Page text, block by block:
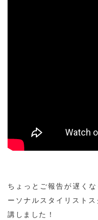
ちょっとご報告が遅く
ーソナルスタイリスト
講しました！